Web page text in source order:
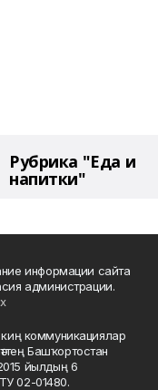
Рубрика "Еда и
напитки"
информации сайта
администрации.
киң коммуникациялар
Башҡортостан
йылдың 6
02-01480.